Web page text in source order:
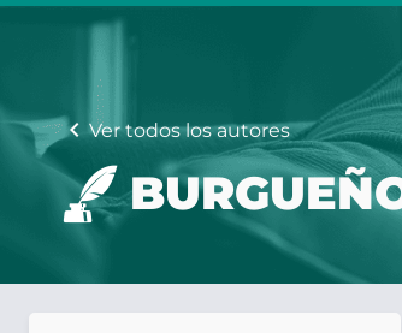
chevron_leftVer todos los autores